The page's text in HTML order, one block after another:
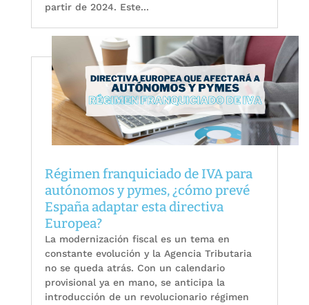
partir de 2024. Este...
Régimen franquiciado de IVA para
autónomos y pymes, ¿cómo prevé
España adaptar esta directiva
Europea?
La modernización fiscal es un tema en
constante evolución y la Agencia Tributaria
no se queda atrás. Con un calendario
provisional ya en mano, se anticipa la
introducción de un revolucionario régimen